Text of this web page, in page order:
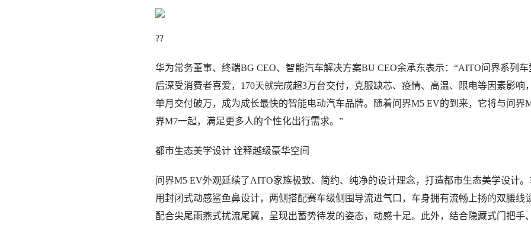
??
华为常务董事、终端BG CEO、智能汽车解决方案BU CEO余承东表示：“AITO问界系列车
后深受消费者喜爱，170天就完成超3万台交付，克服缺芯、疫情、高温、限电等因素影响
单月交付破万，成为成长最快的智能电动汽车品牌。随着问界M5 EV的到来，它将与问界
界M7一起，满足更多人的个性化出行需求。”
都市生态美学设计 诠释越级豪华空间
问界M5 EV外观延续了AITO家族极致、简约、纯净的设计理念，打造都市生态美学设计
用封闭式动感鲨鱼鼻设计，两侧搭配赛车级侧围导流进气口，车身拥有流畅上扬的双腰线
配合尖尾雨燕式扰流尾翼，呈现出蓄势待发的姿态，动感十足。此外，结合隐藏式门把手